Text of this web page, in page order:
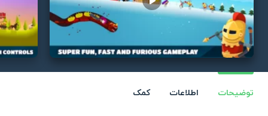
Play video
توضیحات اطلاعات کمک